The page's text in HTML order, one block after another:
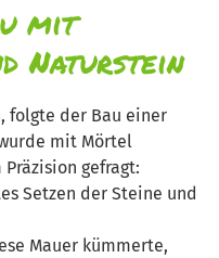
mit
Naturstein
folgte der Bau einer
mit Mörtel
gefragt:
Setzen der Steine und
Mauer kümmerte,